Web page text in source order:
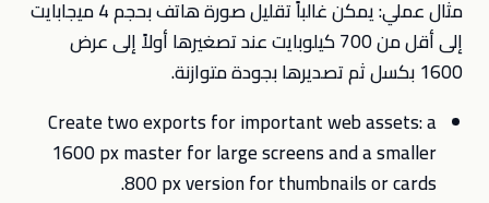
مثال عملي: يمكن غالباً تقليل صورة هاتف بحجم 4 ميجابايت
إلى أقل من 700 كيلوبايت عند تصغيرها أولاً إلى عرض
1600 بكسل ثم تصديرها بجودة متوازنة.
Create two exports for important web assets: a
1600 px master for large screens and a smaller
800 px version for thumbnails or cards.